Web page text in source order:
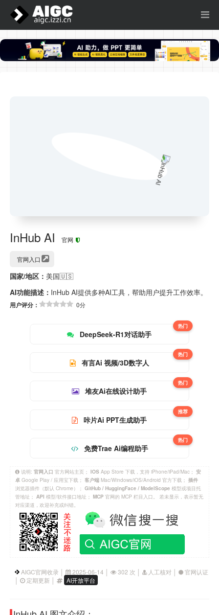
InHub AI 官网
官网入口
国家/地区： 美国🇺🇸
AI功能描述： InHub AI提供多种AI工具，帮助用户提升工作效率。
用户评分： 0分
DeepSeek-R1对话助手
热门
有言Ai 视频/3D数字人
热门
堆友Ai在线设计助手
热门
咔片Ai PPT生成助手
推荐
免费Trae Ai编程助手
热门
说明: 官网入口 官方网站主页； IOS App Store 下载，支持 iPhone/iPad/Mac； 安
卓 Google Play / 应用宝下载； 客户端 Mac/Windows/iOS/Android 官方下载； 插件
浏览器插件（默认 Chrome）； GitHub / HuggingFace / ModelScope 模型或项目托
管地址； API 模型/软件接口地址； MCP 官网的 MCP 栏目入口。 若未显示，表示暂无
对应渠道，欢迎补充或纠错。
AIGC官网收录 │ 2025-06-14 │ 302 次 │ 人工核对 │
官网认证
│
定期更新 │ AI开放平台